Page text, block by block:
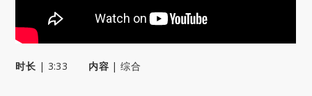
时长 | 3:33 内容 |综合